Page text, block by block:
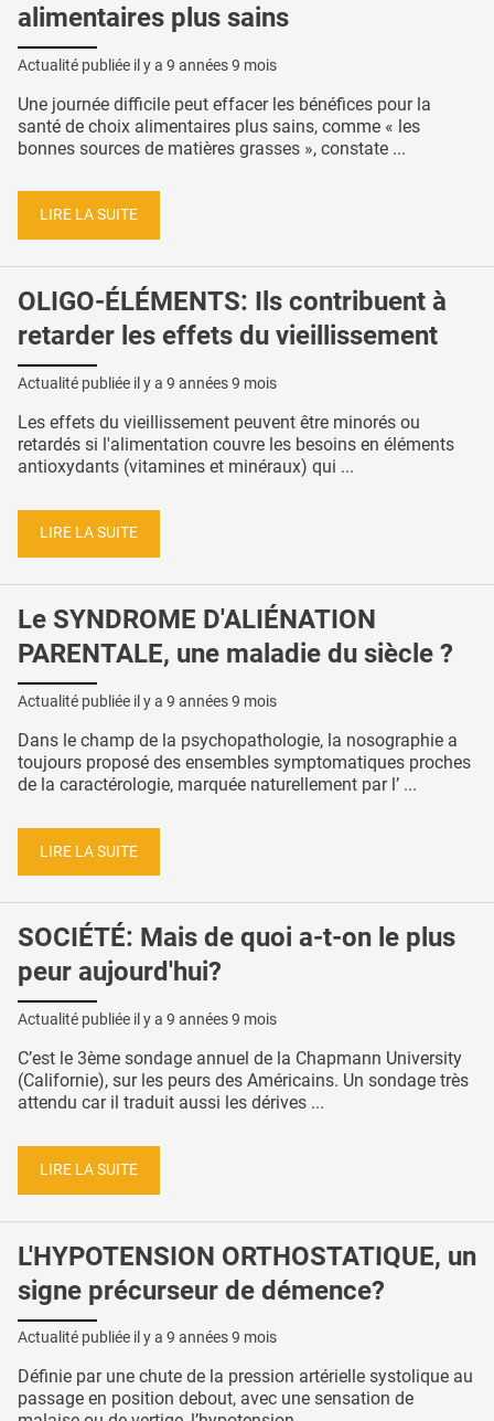
alimentaires plus sains
Actualité publiée il y a 9 années 9 mois
Une journée difficile peut effacer les bénéfices pour la
santé de choix alimentaires plus sains, comme « les
bonnes sources de matières grasses », constate ...
LIRE LA SUITE
OLIGO-ÉLÉMENTS: Ils contribuent à
retarder les effets du vieillissement
Actualité publiée il y a 9 années 9 mois
Les effets du vieillissement peuvent être minorés ou
retardés si l'alimentation couvre les besoins en éléments
antioxydants (vitamines et minéraux) qui ...
LIRE LA SUITE
Le SYNDROME D'ALIÉNATION
PARENTALE, une maladie du siècle ?
Actualité publiée il y a 9 années 9 mois
Dans le champ de la psychopathologie, la nosographie a
toujours proposé des ensembles symptomatiques proches
de la caractérologie, marquée naturellement par l’ ...
LIRE LA SUITE
SOCIÉTÉ: Mais de quoi a-t-on le plus
peur aujourd'hui?
Actualité publiée il y a 9 années 9 mois
C’est le 3ème sondage annuel de la Chapmann University
(Californie), sur les peurs des Américains. Un sondage très
attendu car il traduit aussi les dérives ...
LIRE LA SUITE
L'HYPOTENSION ORTHOSTATIQUE, un
signe précurseur de démence?
Actualité publiée il y a 9 années 9 mois
Définie par une chute de la pression artérielle systolique au
passage en position debout, avec une sensation de